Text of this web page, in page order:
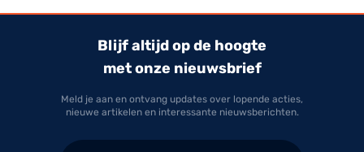
Blijf altijd op de hoogte
met onze nieuwsbrief
Meld je aan en ontvang updates over lopende acties,
nieuwe artikelen en interessante nieuwsberichten.